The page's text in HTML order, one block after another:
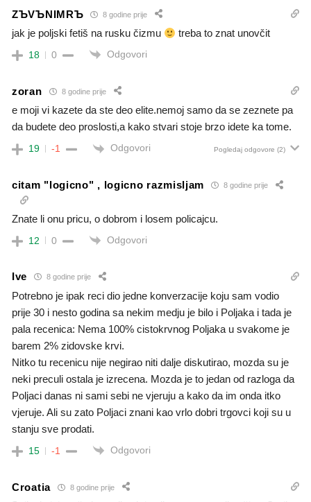
ZЪVЪNIMRЪ 8 godine prije
jak je poljski fetiš na rusku čizmu treba to znat unovčit
18 0 Odgovori
zoran 8 godine prije
e moji vi kazete da ste deo elite.nemoj samo da se zeznete pa
da budete deo proslosti,a kako stvari stoje brzo idete ka tome.
19 -1 Odgovori Pogledaj odgovore (2)
citam "logicno" , logicno razmisljam 8 godine prije
Znate li onu pricu, o dobrom i losem policajcu.
12 0 Odgovori
Ive 8 godine prije
Potrebno je ipak reci dio jedne konverzacije koju sam vodio
prije 30 i nesto godina sa nekim medju je bilo i Poljaka i tada je
pala recenica: Nema 100% cistokrvnog Poljaka u svakome je
barem 2% zidovske krvi.
Nitko tu recenicu nije negirao niti dalje diskutirao, mozda su je
neki preculi ostala je izrecena. Mozda je to jedan od razloga da
Poljaci danas ni sami sebi ne vjeruju a kako da im onda itko
vjeruje. Ali su zato Poljaci znani kao vrlo dobri trgovci koji su u
stanju sve prodati.
15 -1 Odgovori
Croatia 8 godine prije